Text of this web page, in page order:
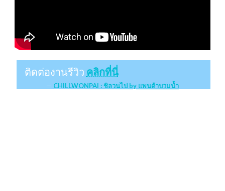
ติดต่องานรีวิว คลิกที่นี่
CHILLWONPAI : ชิลวนไป by แพนด้าบวมน้ำ